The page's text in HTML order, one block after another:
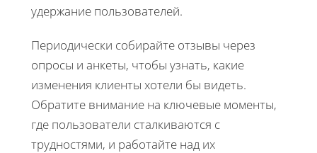
удержание пользователей.
Периодически собирайте отзывы через
опросы и анкеты, чтобы узнать, какие
изменения клиенты хотели бы видеть.
Обратите внимание на ключевые моменты,
где пользователи сталкиваются с
трудностями, и работайте над их